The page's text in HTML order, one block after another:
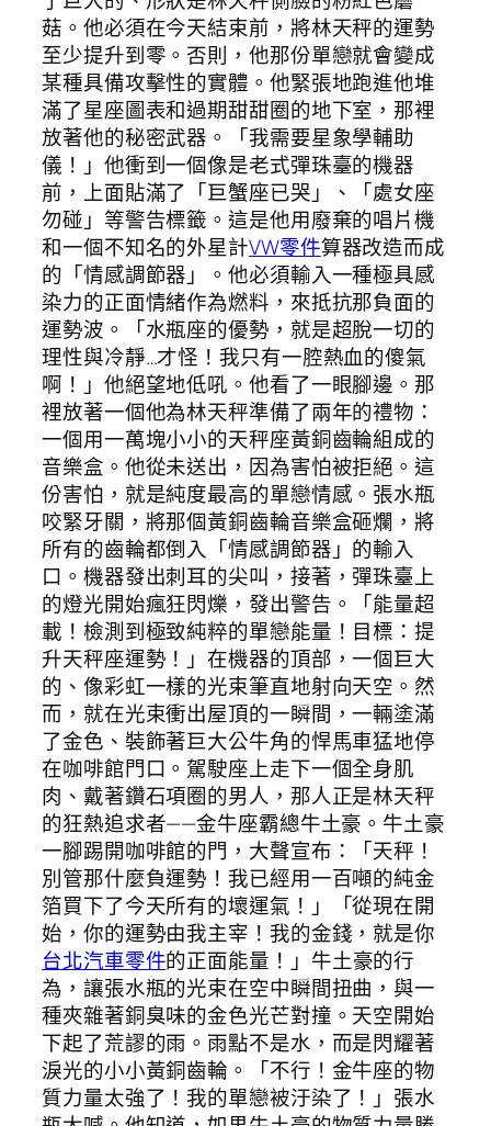
菇。他必須在今天結束前，將林天秤的運勢
至少提升到零。否則，他那份單戀就會變成
某種具備攻擊性的實體。他緊張地跑進他堆
滿了星座圖表和過期甜甜圈的地下室，那裡
放著他的秘密武器。「我需要星象學輔助
儀！」他衝到一個像是老式彈珠臺的機器
前，上面貼滿了「巨蟹座已哭」、「處女座
勿碰」等警告標籤。這是他用廢棄的唱片機
和一個不知名的外星計VW零件算器改造而成
的「情感調節器」。他必須輸入一種極具感
染力的正面情緒作為燃料，來抵抗那負面的
運勢波。「水瓶座的優勢，就是超脫一切的
理性與冷靜…才怪！我只有一腔熱血的傻氣
啊！」他絕望地低吼。他看了一眼腳邊。那
裡放著一個他為林天秤準備了兩年的禮物：
一個用一萬塊小小的天秤座黃銅齒輪組成的
音樂盒。他從未送出，因為害怕被拒絕。這
份害怕，就是純度最高的單戀情感。張水瓶
咬緊牙關，將那個黃銅齒輪音樂盒砸爛，將
所有的齒輪都倒入「情感調節器」的輸入
口。機器發出刺耳的尖叫，接著，彈珠臺上
的燈光開始瘋狂閃爍，發出警告。「能量超
載！檢測到極致純粹的單戀能量！目標：提
升天秤座運勢！」在機器的頂部，一個巨大
的、像彩虹一樣的光束筆直地射向天空。然
而，就在光束衝出屋頂的一瞬間，一輛塗滿
了金色、裝飾著巨大公牛角的悍馬車猛地停
在咖啡館門口。駕駛座上走下一個全身肌
肉、戴著鑽石項圈的男人，那人正是林天秤
的狂熱追求者——金牛座霸總牛土豪。牛土豪
一腳踢開咖啡館的門，大聲宣布：「天秤！
別管那什麼負運勢！我已經用一百噸的純金
箔買下了今天所有的壞運氣！」「從現在開
始，你的運勢由我主宰！我的金錢，就是你
台北汽車零件的正面能量！」牛土豪的行
為，讓張水瓶的光束在空中瞬間扭曲，與一
種夾雜著銅臭味的金色光芒對撞。天空開始
下起了荒謬的雨。雨點不是水，而是閃耀著
淚光的小小黃銅齒輪。「不行！金牛座的物
質力量太強了！我的單戀被汙染了！」張水